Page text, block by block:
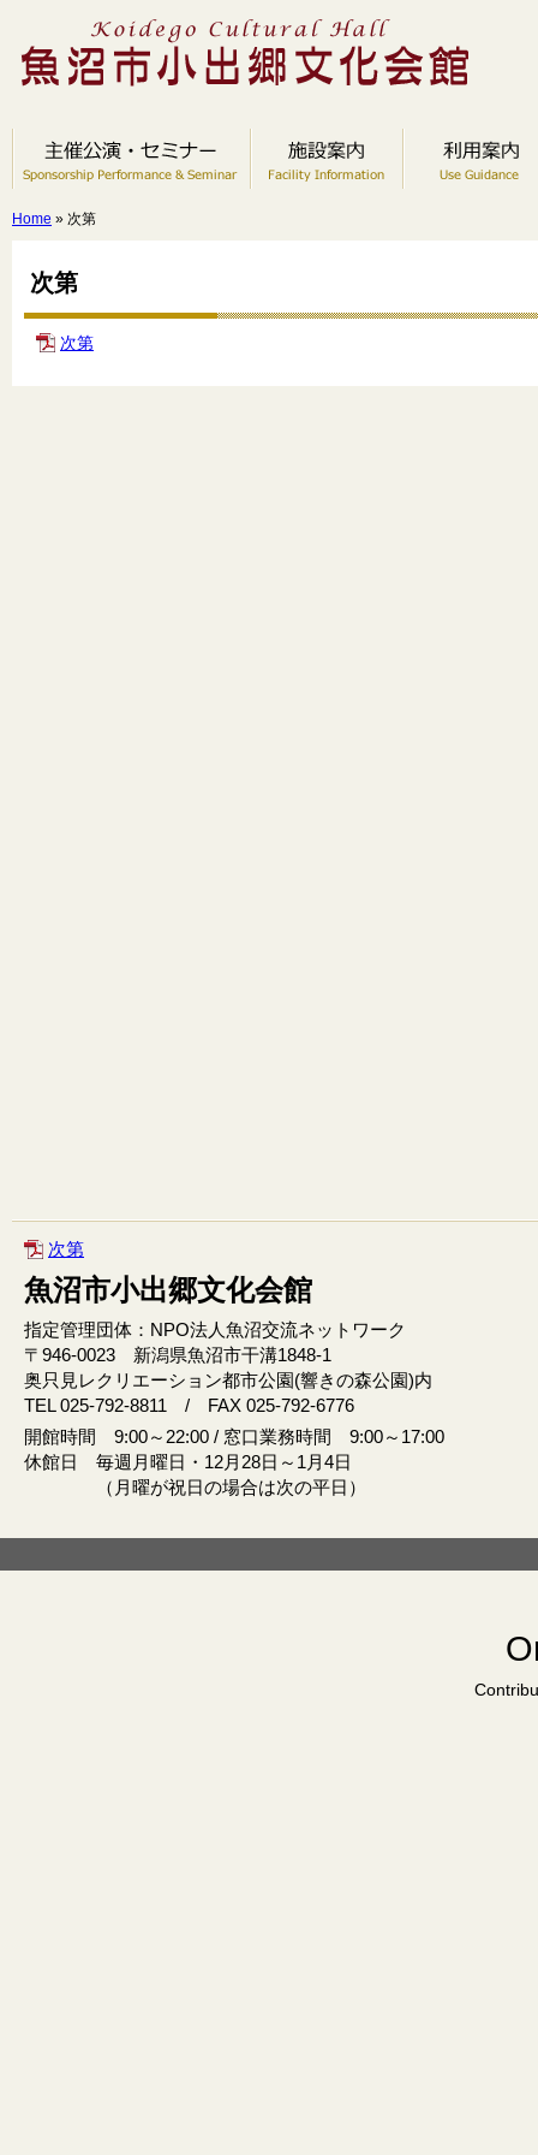
Home » 次第
次第
次第
次第
魚沼市小出郷文化会館
指定管理団体：NPO法人魚沼交流ネットワーク
〒946‐0023 新潟県魚沼市干溝1848‐1
奥只見レクリエーション都市公園(響きの森公園)内
TEL 025-792-8811 / FAX 025-792-6776
開館時間 9:00～22:00 / 窓口業務時間 9:00～17:00
休館日 毎週月曜日・12月28日～1月4日
（月曜が祝日の場合は次の平日）